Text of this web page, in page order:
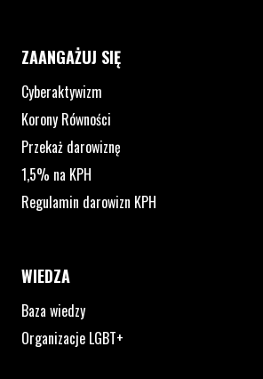
ZAANGAŻUJ SIĘ
Cyberaktywizm
Korony Równości
Przekaż darowiznę
1,5% na KPH
Regulamin darowizn KPH
WIEDZA
Baza wiedzy
Organizacje LGBT+